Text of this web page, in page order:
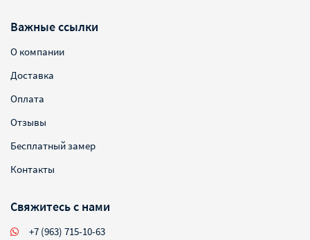
Важные ссылки
О компании
Доставка
Оплата
Отзывы
Бесплатный замер
Контакты
Свяжитесь с нами
+7 (963) 715-10-63